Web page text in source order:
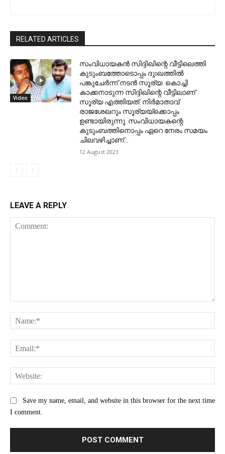
RELATED ARTICLES
Video
സംവിധായകന്‍ സിദ്ദിഖിന്റെ വീട്ടിലെത്തി
കുടുംബത്തോടൊപ്പം ദുഃഖത്തില്‍
പങ്കുചേര്‍ന്ന് നടൻ സൂര്യ. കൊച്ചി
കാക്കനാടുന്ന സിദ്ദിഖിന്റെ വീട്ടിലാണ്
സൂര്യ എത്തിയത്. നിര്‍മാതാവ്
രാജശേഖറും സൂര്യയ്‌ക്കൊപ്പം
ഉണ്ടായിരുന്നു. സംവിധായകന്റെ
കുടുംബത്തിനൊപ്പം ഏറെ നേരം സമയം
ചിലവഴിച്ചാണ്...
12 August 2023
LEAVE A REPLY
Save my name, email, and website in this browser for the next time
I comment.